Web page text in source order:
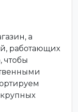
а
работающих
чтобы